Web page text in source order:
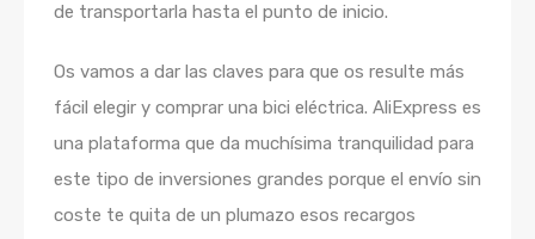
de transportarla hasta el punto de inicio.
Os vamos a dar las claves para que os resulte más
fácil elegir y comprar una bici eléctrica. AliExpress es
una plataforma que da muchísima tranquilidad para
este tipo de inversiones grandes porque el envío sin
coste te quita de un plumazo esos recargos